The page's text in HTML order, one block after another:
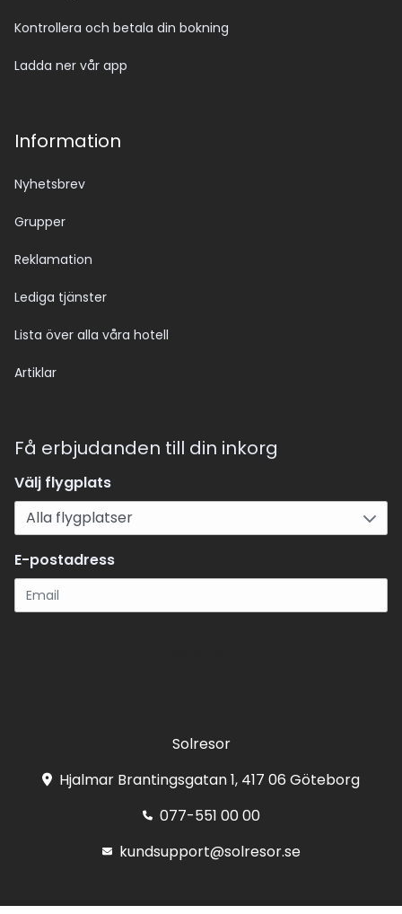
Kontrollera och betala din bokning
Ladda ner vår app
Information
Nyhetsbrev
Grupper
Reklamation
Lediga tjänster
Lista över alla våra hotell
Artiklar
Få erbjudanden till din inkorg
Välj flygplats
E-postadress
Solresor
Hjalmar Brantingsgatan 1, 417 06 Göteborg
077-551 00 00
kundsupport@solresor.se